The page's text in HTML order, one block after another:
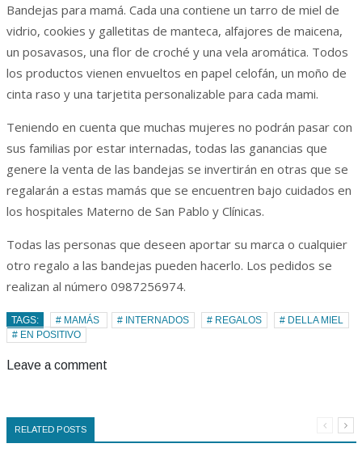
Bandejas para mamá. Cada una contiene un tarro de miel de
vidrio, cookies y galletitas de manteca, alfajores de maicena,
un posavasos, una flor de croché y una vela aromática. Todos
los productos vienen envueltos en papel celofán, un moño de
cinta raso y una tarjetita personalizable para cada mami.
Teniendo en cuenta que muchas mujeres no podrán pasar con
sus familias por estar internadas, todas las ganancias que
genere la venta de las bandejas se invertirán en otras que se
regalarán a estas mamás que se encuentren bajo cuidados en
los hospitales Materno de San Pablo y Clínicas.
Todas las personas que deseen aportar su marca o cualquier
otro regalo a las bandejas pueden hacerlo. Los pedidos se
realizan al número 0987256974.
TAGS: # MAMÁS # INTERNADOS # REGALOS
# DELLA MIEL
# EN POSITIVO
Leave a comment
RELATED POSTS